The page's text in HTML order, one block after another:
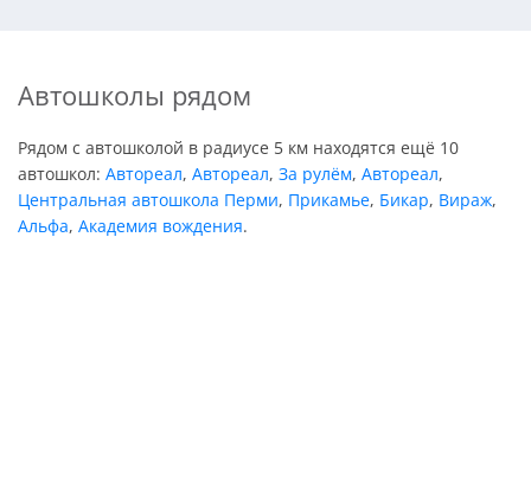
Автошколы рядом
Рядом с автошколой в радиусе 5 км находятся ещё 10
автошкол: Автореал, Автореал, За рулём, Автореал,
Центральная автошкола Перми, Прикамье, Бикар, Вираж,
Альфа, Академия вождения.